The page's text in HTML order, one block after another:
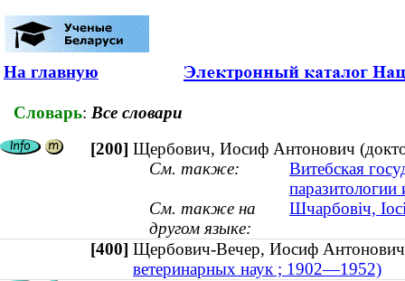
На главную
Словарь: Все словари
[200] Щербович, Иосиф Антонович
См. также:
Витебская
См. также на
другом языке:
Шчарбовіч,
[400] Щербович-Вечер, Иосиф
ветеринарных наук ; 1902—1952)